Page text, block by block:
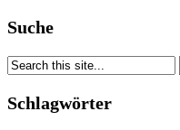
Suche
Schlagwörter